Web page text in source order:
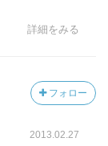
会話をしなか
とするから、
士はそういう
詳細をみる
フォロー
2013.02.27